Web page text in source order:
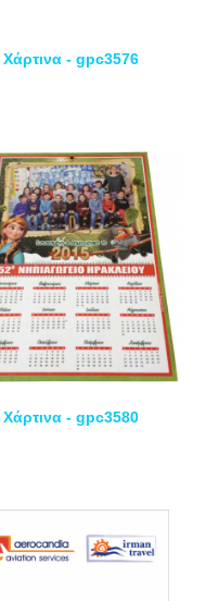
Χάρτινα - gpc3576
Χάρτινα - gpc3580